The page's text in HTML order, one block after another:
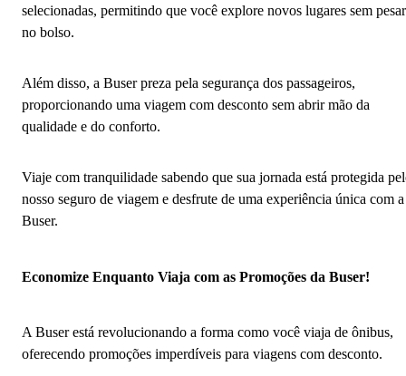
selecionadas, permitindo que você explore novos lugares sem pesar
no bolso.
Além disso, a Buser preza pela segurança dos passageiros,
proporcionando uma viagem com desconto sem abrir mão da
qualidade e do conforto.
Viaje com tranquilidade sabendo que sua jornada está protegida
nosso seguro de viagem e desfrute de uma experiência única com a
Buser.
Economize Enquanto Viaja com as Promoções da Buser!
A Buser está revolucionando a forma como você viaja de ônibus,
oferecendo promoções imperdíveis para viagens com desconto.